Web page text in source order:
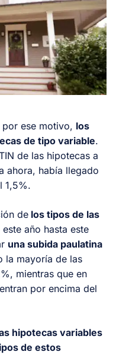
por ese motivo, los
de tipo variable.
de las hipotecas a
ahora, había llegado
1,5%.
de los tipos de las
año hasta este
una subida paulatina
la mayoría de las
mientras que en
por encima del
hipotecas variables
de estos